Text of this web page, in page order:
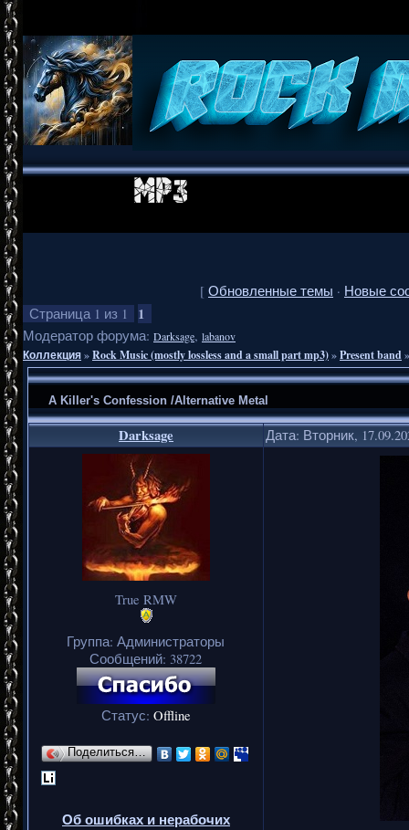
[ Обновленные темы · Новые
Страница 1 из 1 1
Модератор форума: Darksage, labanov
Коллекция»Rock Music (mostly lossless and a small part mp3)»Present band»
A Killer's Confession /Alternative Metal
Darksage Дата: Вторник,
True RMW
Группа: Администраторы
Сообщений: 38722
Статус: Offline
Поделиться…
Об ошибках и нерабочих